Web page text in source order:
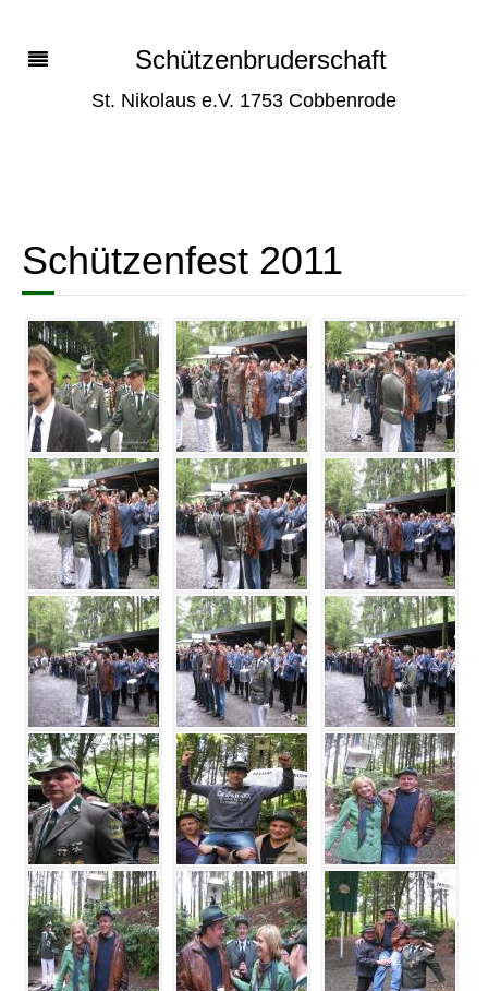
Schützenbruderschaft
St. Nikolaus e.V. 1753 Cobbenrode
Schützenfest 2011